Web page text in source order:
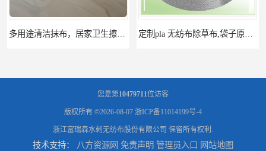
您是第10479711位访客
版权所有 ©2026-08-07 浙ICP备11014199号-4
浙江富瑞森水刺无纺布股份有限公司 保留所有权利.
技术支持： 八方资源网 免责声明 管理员入口 网站地图